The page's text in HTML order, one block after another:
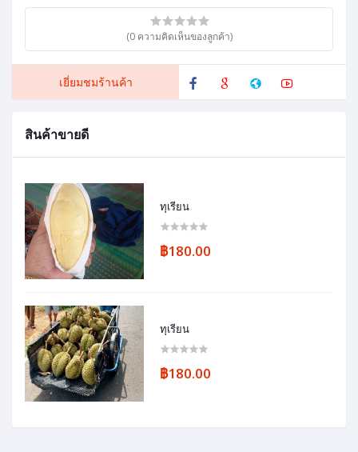
(0 ความคิดเห็นของลูกค้า)
เยี่ยมชมร้านค้า
สินค้าขายดี
ทุเรียน
฿180.00
ทุเรียน
฿180.00